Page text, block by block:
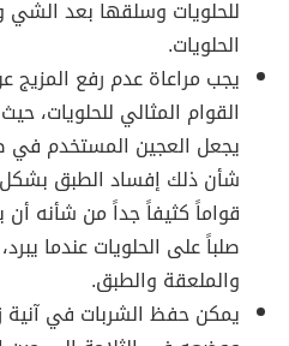
للحلويات وسلقها بعد
الحلويات.
يجب مراعاة عدم رفع المزيج
القوام المثالي للحلويات،
يجعل العجين المستخدم في
شأن ذلك إفساد الطبق
قواماً كثيفاً جداً من شأنه
صلباً على الحلويات عندما
والملعقة والطبق.
يمكن حفظ الشربات في آنية